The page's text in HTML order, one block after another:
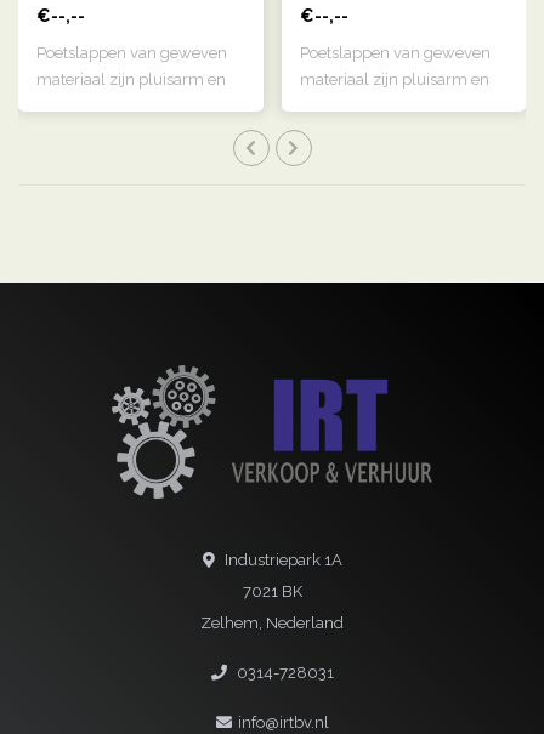
€--,--
Poetslappen van geweven
materiaal zijn pluisarm en
€--,--
Poetslappen van geweven
materiaal zijn pluisarm en
Industriepark 1A
7021 BK
Zelhem, Nederland
0314-728031
info@irtbv.nl